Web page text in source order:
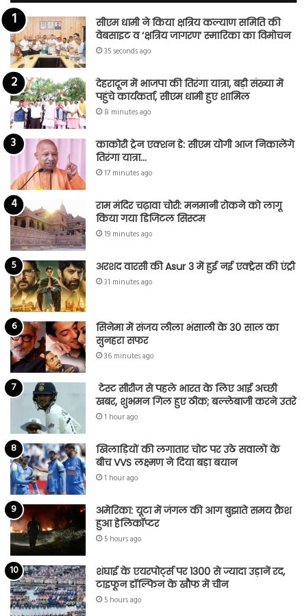
सीएम धामी ने किया क्षत्रिय कल्याण समिति की
वेबसाइट व ‘क्षत्रिय जागरण’ स्मारिका का विमोचन
35 seconds ago
देहरादून में भाजपा की तिरंगा यात्रा, बड़ी संख्या में
पहुंचे कार्यकर्ता, सीएम धामी हुए शामिल
8 minutes ago
काकोरी ट्रेन एक्शन डे: सीएम योगी आज निकालेंगे
तिरंगा यात्रा…
17 minutes ago
राम मंदिर चढ़ावा चोरी: मनमानी रोकने को लागू
किया गया डिजिटल सिस्टम
19 minutes ago
अरशद वारसी की Asur 3 में हुई नई एक्ट्रेस की एंट्री
31 minutes ago
सिनेमा में संजय लीला भंसाली के 30 साल का
सुनहरा सफर
36 minutes ago
टेस्ट सीरीज से पहले भारत के लिए आई अच्छी
खबर, शुभमन गिल हुए ठीक; बल्लेबाजी करने उतरे
1 hour ago
खिलाड़ियों की लगातार चोट पर उठे सवालों के
बीच VVS लक्ष्मण ने दिया बड़ा बयान
1 hour ago
अमेरिका: यूटा में जंगल की आग बुझाते समय क्रैश
हुआ हेलिकॉप्टर
5 hours ago
शंघाई के एयरपोर्ट्स पर 1300 से ज्यादा उड़ानें रद,
टाइफून डॉल्फिन के खौफ में चीन
5 hours ago